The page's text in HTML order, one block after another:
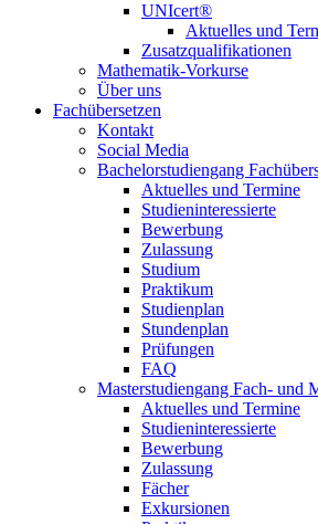
UNIcert®
Aktuelles und
Zusatzqualifikationen
Mathematik-Vorkurse
Über uns
Fachübersetzen
Kontakt
Social Media
Bachelorstudiengang
Aktuelles und Termine
Studieninteressierte
Bewerbung
Zulassung
Studium
Praktikum
Studienplan
Stundenplan
Prüfungen
FAQ
Masterstudiengang Fach- und
Aktuelles und Termine
Studieninteressierte
Bewerbung
Zulassung
Fächer
Exkursionen